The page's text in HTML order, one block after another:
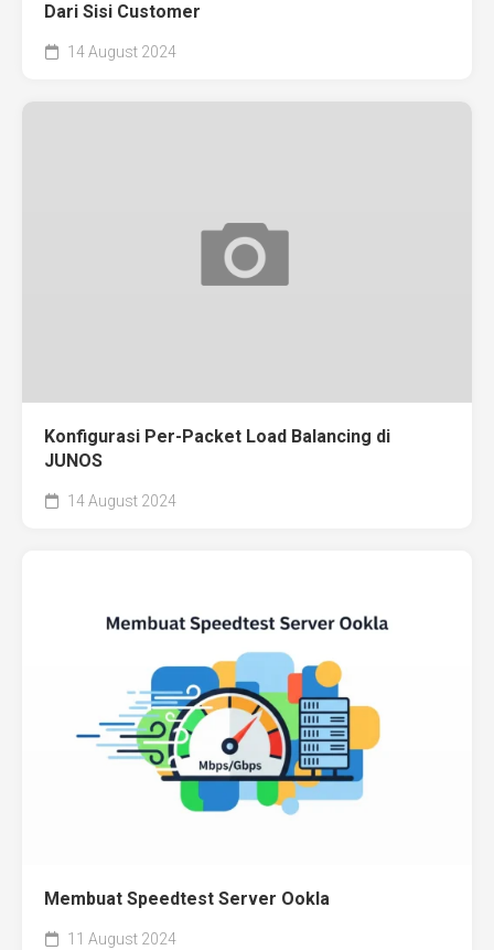
Dari Sisi Customer
14 August 2024
Konfigurasi Per-Packet Load Balancing di
JUNOS
14 August 2024
Membuat Speedtest Server Ookla
11 August 2024